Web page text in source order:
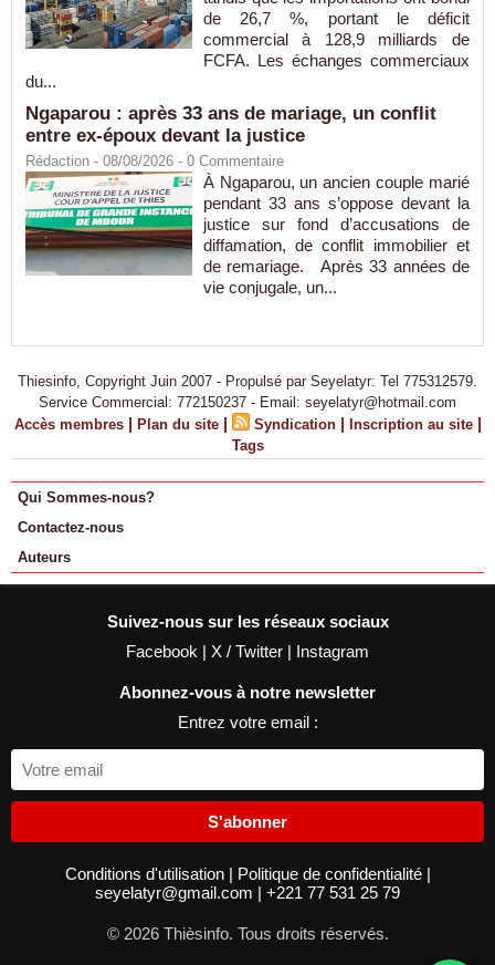
de 26,7 %, portant le déficit
commercial à 128,9 milliards de
FCFA. Les échanges commerciaux
du...
Ngaparou : après 33 ans de mariage, un conflit
entre ex-époux devant la justice
Rédaction - 08/08/2026 - 0 Commentaire
À Ngaparou, un ancien couple marié
pendant 33 ans s’oppose devant la
justice sur fond d’accusations de
diffamation, de conflit immobilier et
de remariage. Après 33 années de
vie conjugale, un...
Thiesinfo, Copyright Juin 2007 - Propulsé par Seyelatyr: Tel 775312579.
Service Commercial: 772150237 - Email: seyelatyr@hotmail.com
Accès membres | Plan du site | Syndication | Inscription au site |
Tags
Qui Sommes-nous?
Contactez-nous
Auteurs
Suivez-nous sur les réseaux sociaux
Facebook | X / Twitter | Instagram
Abonnez-vous à notre newsletter
Entrez votre email :
S'abonner
Conditions d'utilisation | Politique de confidentialité |
seyelatyr@gmail.com | +221 77 531 25 79
© 2026 Thièsinfo. Tous droits réservés.